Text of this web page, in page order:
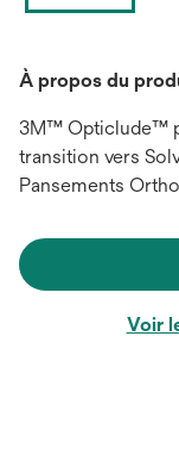
À propos du
3M™ Opticlude™
transition vers
Pansements
Voir